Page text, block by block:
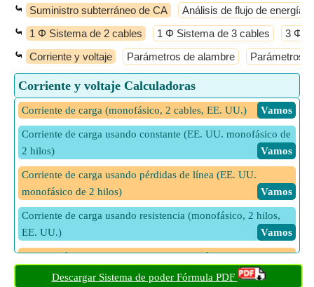
⤿ Suministro subterráneo de CA Análisis de flujo de energía
⤿ 1 Φ Sistema de 2 cables 1 Φ Sistema de 3 cables 3 Φ
⤿ Corriente y voltaje Parámetros de alambre Parámetros
Corriente y voltaje Calculadoras
Corriente de carga (monofásico, 2 cables, EE. UU.) ​ Vamos
Corriente de carga usando constante (EE. UU. monofásico de
2 hilos)
​ Vamos
Corriente de carga usando pérdidas de línea (EE. UU.
monofásico de 2 hilos)
​ Vamos
Corriente de carga usando resistencia (monofásico, 2 hilos,
EE. UU.)
​ Vamos
Voltaje máximo usando constante (monofásico, 2 hilos, EE.
​ Vamos
Descargar Sistema de poder Fórmula PDF